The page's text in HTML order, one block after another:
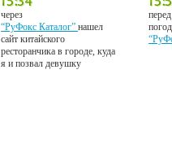
через
“РуФокс Каталог”нашел
сайт китайского
ресторанчика в городе, куда
я и позвал девушку